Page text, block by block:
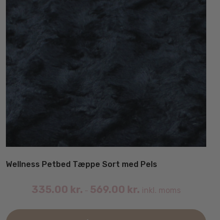
Wellness Petbed Tæppe Sort med Pels
335.00 kr. – 569.00 kr. inkl. moms